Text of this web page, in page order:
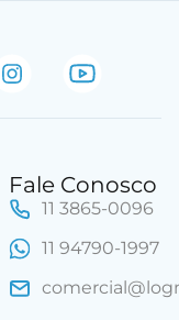
Fale Conosco
11 3865-0096
11 94790-1997